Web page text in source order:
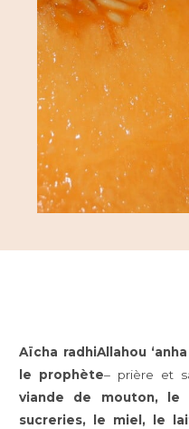
Aïcha radhiAllahou
le prophète– prière et
viande de mouton, le
sucreries, le miel, le